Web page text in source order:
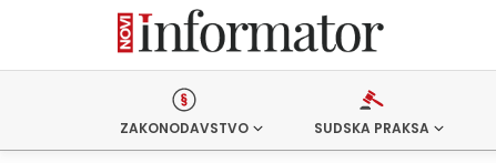
ZAKONODAVSTVO SUDSKA PRAKSA